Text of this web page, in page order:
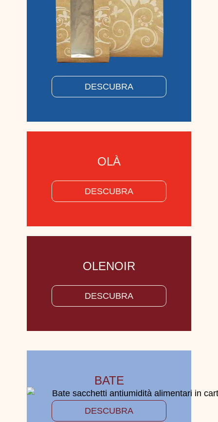
DESCUBRA
OLÀ
DESCUBRA
OLENOIR
DESCUBRA
BATE
DESCUBRA